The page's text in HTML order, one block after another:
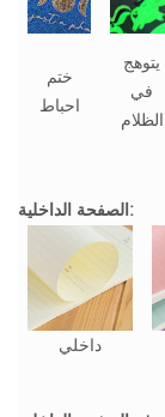
ختم
احباط
يتوهج
في
الظلام
الصفحة الداخلية:
داخلي